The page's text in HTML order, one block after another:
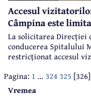
Accesul
Câmpina este
La solicitarea Direcției
conducerea Spitalului
restricționat accesul
intervalul 14.00-15.00.
Ginecologie și
Pagina: 1 ... 324 325 [326]
Vremea